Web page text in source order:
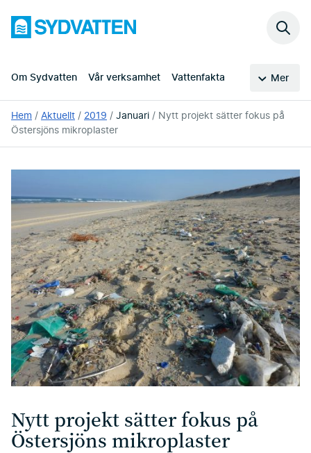
huvudinnehållet
Sydvatten
Om Sydvatten Vår verksamhet Vattenfakta Mer
Sök
Du
är
här:
Hem Aktuellt 2019 Januari
Nytt projekt sätter fokus på
Östersjöns mikroplaster
Nytt projekt sätter fokus på
Östersjöns mikroplaster